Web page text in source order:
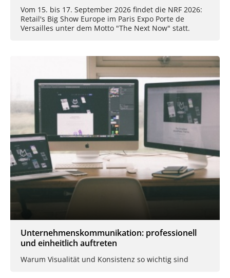
Vom 15. bis 17. September 2026 findet die NRF 2026:
Retail's Big Show Europe im Paris Expo Porte de
Versailles unter dem Motto "The Next Now" statt.
Unternehmenskommunikation: professionell
und einheitlich auftreten
Warum Visualität und Konsistenz so wichtig sind